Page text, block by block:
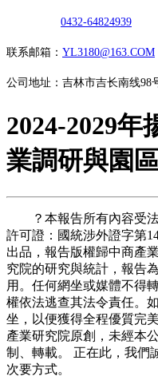
0432-64824939
联系邮箱： YL3180@163.COM
公司地址：吉林市吉长南线98
2024-2029
業調研與園
？本報告所有內容受法
許可證：國統涉外證字第
出品，報告版權歸中商產
究院的研究與統計，報告
用。任何網坐或媒體不得
權依法逃查其法令責任。
坐，以便獲得全程優質完
產業研究院原創，未經本
制、轉載。 正在此，我們
次要方式。